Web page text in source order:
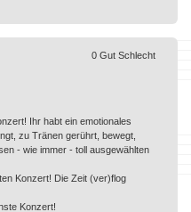
Ihr habt ein emotionales
zu Tränen gerührt, bewegt,
- wie immer - toll ausgewählten
Konzert! Die Zeit (ver)flog
Konzert!
0 Gut Schlecht